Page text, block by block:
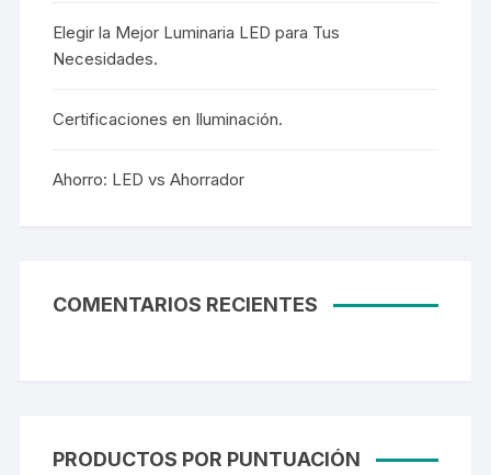
Elegir la Mejor Luminaria LED para Tus
Necesidades.
Certificaciones en Iluminación.
Ahorro: LED vs Ahorrador
COMENTARIOS RECIENTES
PRODUCTOS POR PUNTUACIÓN